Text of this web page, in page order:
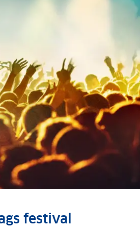
festival